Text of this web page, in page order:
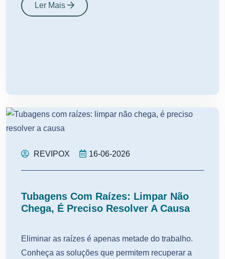
Ler Mais
REVIPOX 16-06-2026
Tubagens Com Raízes: Limpar Não
Chega, É Preciso Resolver A Causa
Eliminar as raízes é apenas metade do trabalho.
Conheça as soluções que permitem recuperar a